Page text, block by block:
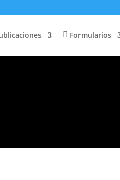
Formularios